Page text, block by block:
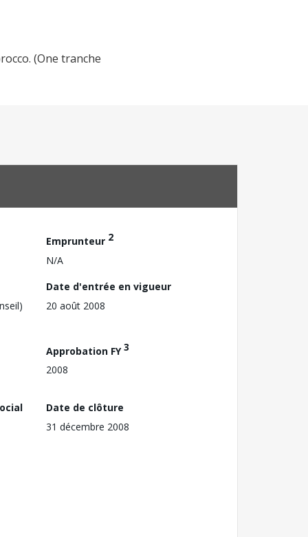
(One tranche
Emprunteur 2
N/A
Date d'entrée en vigueur
20 août 2008
Approbation FY3
2008
Date de clôture
31 décembre 2008